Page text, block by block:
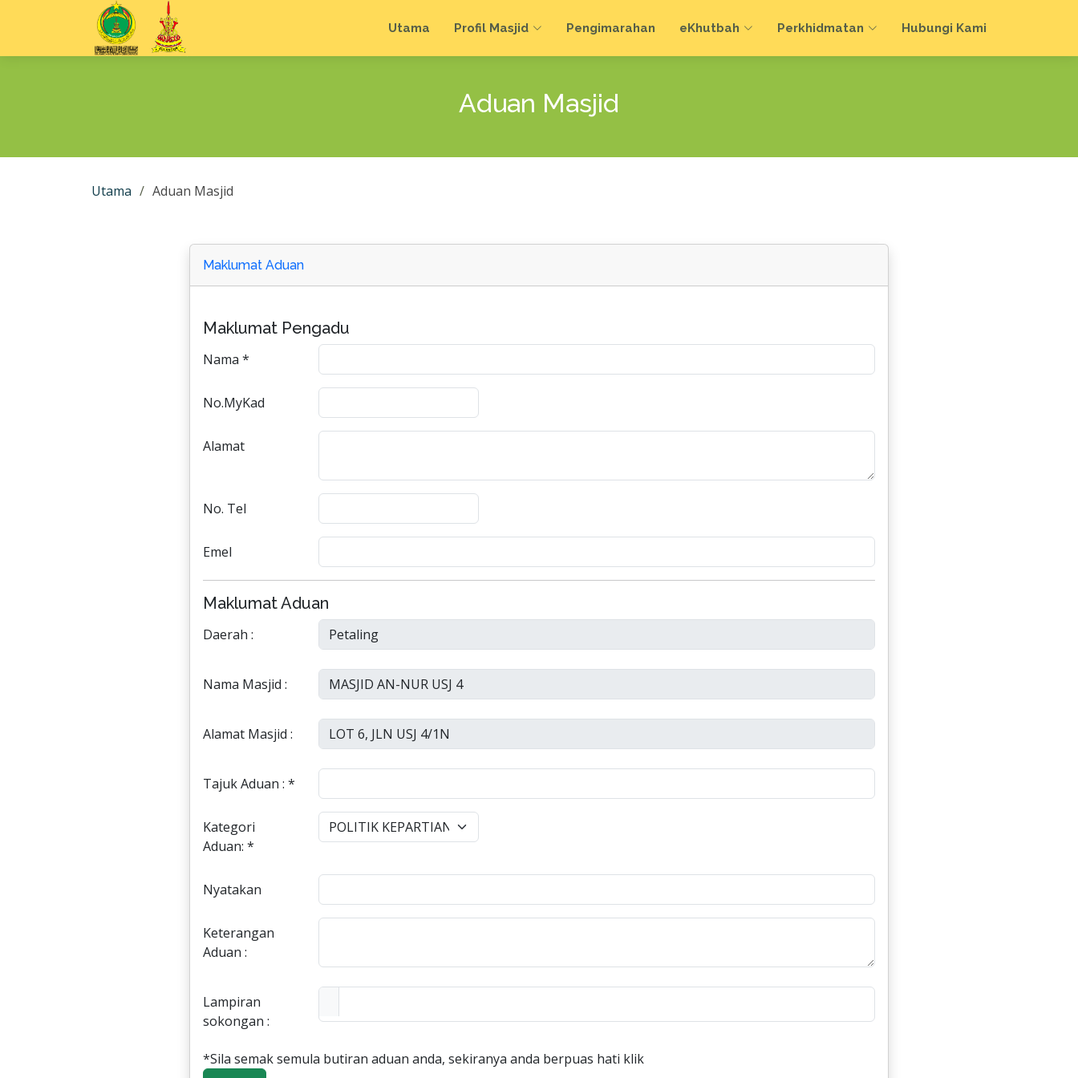
Utama Profil Masjid Pengimarahan eKhutbah Perkhidmatan Hubungi Kami
Aduan Masjid
Utama Aduan Masjid
Maklumat Aduan
Maklumat Pengadu
Nama *
No.MyKad
Alamat
No. Tel
Emel
Maklumat Aduan
Daerah :
Nama Masjid :
Alamat Masjid :
Tajuk Aduan : *
Kategori
Aduan: *
Nyatakan
Keterangan
Aduan :
Lampiran
sokongan :
*Sila semak semula butiran aduan anda, sekiranya anda berpuas hati klik